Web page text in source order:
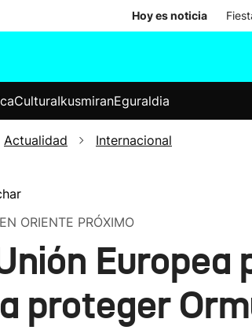
Hoy es noticia
Elecciones
CulturaIkusmiranEguraldia
Actualidad Internacional
ORIENTE PRÓXIMO
proteger